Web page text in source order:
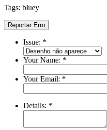
Tags: bluey
Reportar Erro
Issue: *
Your Name: *
Your Email: *
Details: *